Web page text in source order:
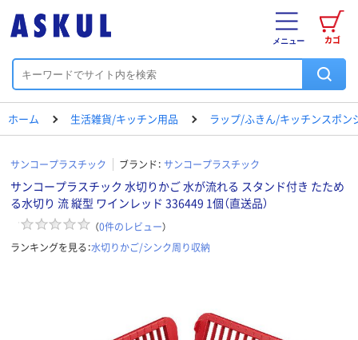
カゴ
メニュー
ホーム 生活雑貨/キッチン用品 ラップ/ふきん/キッチンスポン
サンコープラスチック ブランド： サンコープラスチック
サンコープラスチック 水切りかご 水が流れる スタンド付き たため
る水切り 流 縦型 ワインレッド 336449 1個（直送品）
（0件のレビュー）
ランキングを見る：水切りかご/シンク周り収納